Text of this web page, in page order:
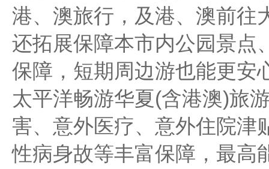
港、澳旅行，及港、澳前往
还拓展保障本市内公园景点
保障，短期周边游也能更安
太平洋畅游华夏(含港澳)旅
害、意外医疗、意外住院津
性病身故等丰富保障，最高